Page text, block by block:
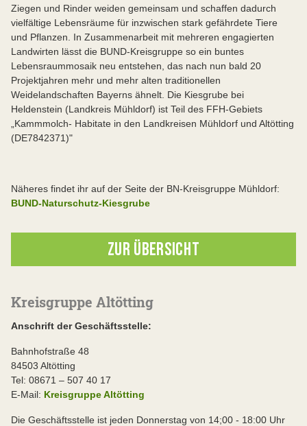
Ziegen und Rinder weiden gemeinsam und schaffen dadurch
vielfältige Lebensräume für inzwischen stark gefährdete Tiere
und Pflanzen. In Zusammenarbeit mit mehreren engagierten
Landwirten lässt die BUND-Kreisgruppe so ein buntes
Lebensraummosaik neu entstehen, das nach nun bald 20
Projektjahren mehr und mehr alten traditionellen
Weidelandschaften Bayerns ähnelt. Die Kiesgrube bei
Heldenstein (Landkreis Mühldorf) ist Teil des FFH-Gebiets
„Kammmolch- Habitate in den Landkreisen Mühldorf und Altötting
(DE7842371)"
Näheres findet ihr auf der Seite der BN-Kreisgruppe Mühldorf:
BUND-Naturschutz-Kiesgrube
ZUR ÜBERSICHT
Kreisgruppe Altötting
Anschrift der Geschäftsstelle:
Bahnhofstraße 48
84503 Altötting
Tel: 08671 – 507 40 17
E-Mail: Kreisgruppe Altötting
Die Geschäftsstelle ist jeden Donnerstag von 14;00 - 18:00 Uhr